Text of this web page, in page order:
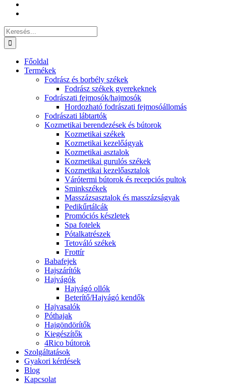
Keresés...
Főoldal
Termékek
Fodrász és borbély székek
Fodrász székek gyerekeknek
Fodrászati fejmosók/hajmosók
Hordozható fodrászati fejmosóállomás
Fodrászati lábtartók
Kozmetikai berendezések és bútorok
Kozmetikai székek
Kozmetikai kezelőágyak
Kozmetikai asztalok
Kozmetikai gurulós székek
Kozmetikai kezelőasztalok
Várótermi bútorok és recepciós pultok
Sminkszékek
Masszázsasztalok és masszázságyak
Pedikűrtálcák
Promóciós készletek
Spa fotelek
Pótalkatrészek
Tetováló székek
Frottír
Babafejek
Hajszárítók
Hajvágók
Hajvágó ollók
Beterítő/Hajvágó kendők
Hajvasalók
Póthajak
Hajgöndörítők
Kiegészítők
4Rico bútorok
Szolgáltatások
Gyakori kérdések
Blog
Kapcsolat